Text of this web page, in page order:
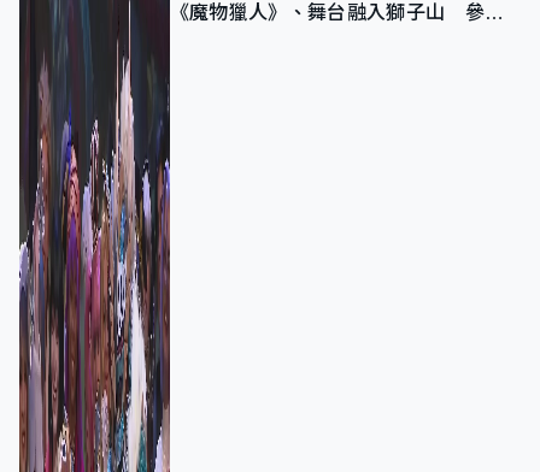
《魔物獵人》、舞台融入獅子山 參賽